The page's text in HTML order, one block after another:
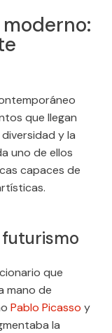
que llegan
y la
uno de ellos
capaces de
que
mano de
Pablo Picasso y
la